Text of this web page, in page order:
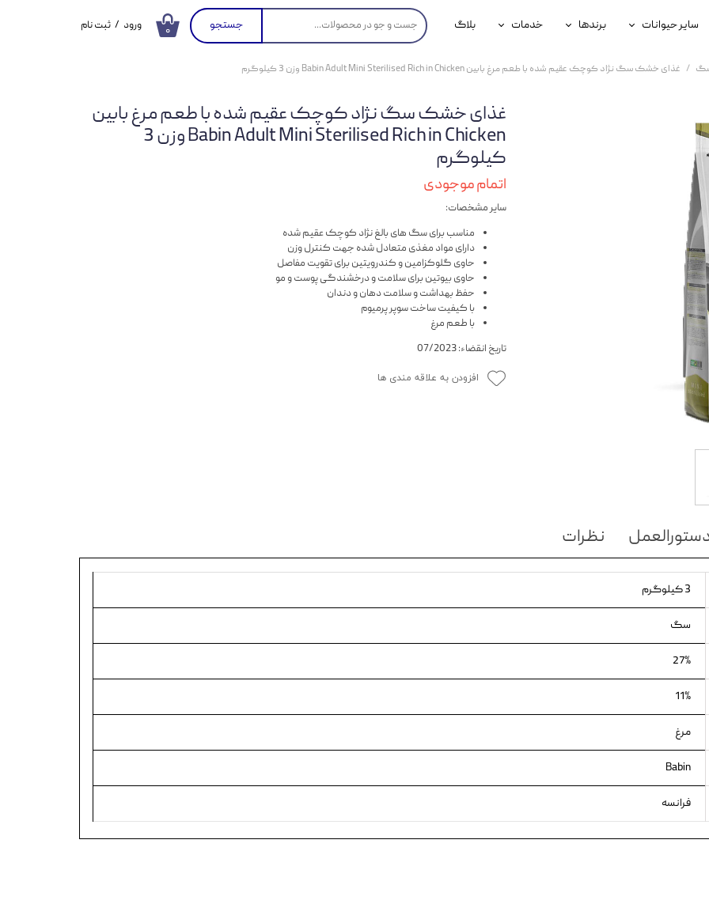
۰ جستجو
سگ
سایر حیوانات
محصولات پرندگان
محصولات آبزیان
برندها
جوسرا
خدمات
خدمات آنلاین دامپزشکی
بلاگ ورود / ثبت نام
سفارشات
غذای خشک سگ نژاد کوچک عقیم شده با طعم مرغ بابین Babin Adult Mini Sterilised Rich in Chicken وزن 3 کیلوگرم
غذای خشک سگ نژاد کوچک عقیم شده با طعم مرغ بابین
Babin Adult Mini Sterilised Rich in Chicken وزن 3
کیلوگرم
اتمام موجودی
سایر مشخصات:
مناسب برای سگ های بالغ نژاد کوچک عقیم شده
دارای مواد مغذی متعادل شده جهت کنترل وزن
حاوی گلوکزامین و کندرویتین برای تقویت مفاصل
حاوی بیوتین برای سلامت و درخشندگی پوست و مو
حفظ بهداشت و سلامت دهان و دندان
با کیفیت ساخت سوپر پرمیوم
با طعم مرغ
تاریخ انقضاء: 07/2023
افزودن به علاقه مندی ها
نظرات
3 کیلوگرم
سگ
27%
11%
مرغ
Babin
فرانسه